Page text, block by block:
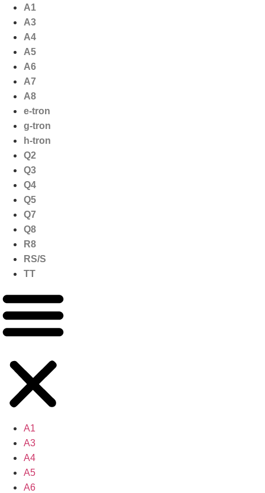
naar
inhoud
A1
A3
A4
A5
A6
A7
A8
e-tron
g-tron
h-tron
Q2
Q3
Q4
Q5
Q7
Q8
R8
RS/S
TT
A1
A3
A4
A5
A6